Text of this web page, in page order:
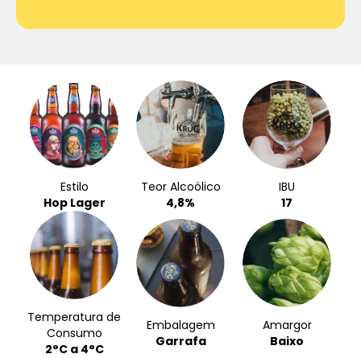
Estilo
Hop Lager
Teor Alcoólico
4,8%
IBU
17
Temperatura de
Consumo
2°C a 4°C
Embalagem
Garrafa
Amargor
Baixo